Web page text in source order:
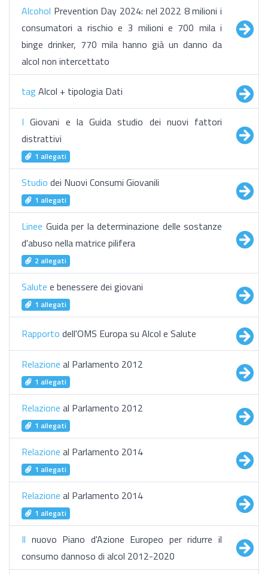
Alcohol Prevention Day 2024: nel 2022 8 milioni i
consumatori a rischio e 3 milioni e 700 mila i
binge drinker, 770 mila hanno già un danno da
alcol non intercettato
tagAlcol + tipologia Dati
I Giovani e la Guida studio dei nuovi fattori
distrattivi
1 allegati
Studio dei Nuovi Consumi Giovanili
1 allegati
Linee Guida per la determinazione delle sostanze
d'abuso nella matrice pilifera
2 allegati
Salute e benessere dei giovani
1 allegati
Rapporto dell'OMS Europa su Alcol e Salute
Relazione al Parlamento 2012
1 allegati
Relazione al Parlamento 2012
1 allegati
Relazione al Parlamento 2014
1 allegati
Relazione al Parlamento 2014
1 allegati
Il nuovo Piano d'Azione Europeo per ridurre il
consumo dannoso di alcol 2012-2020